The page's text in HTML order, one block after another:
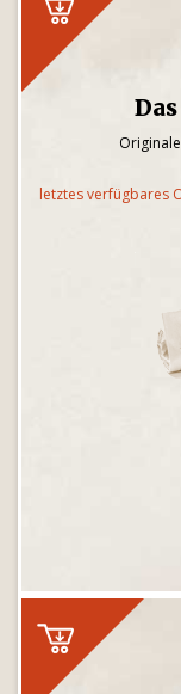
letztes verfügbares